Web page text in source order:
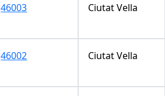
46003 Ciutat Vella
46002 Ciutat Vella